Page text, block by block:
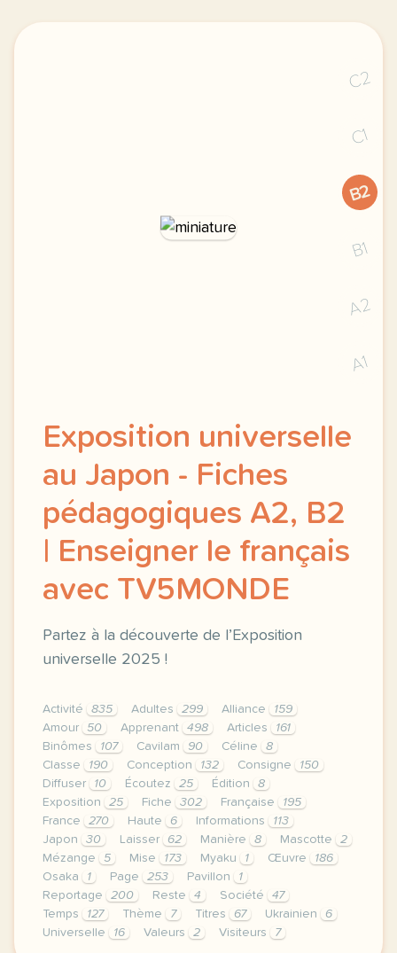
C2
C1
B2
B1
A2
A1
Exposition universelle
au Japon - Fiches
pédagogiques A2, B2
| Enseigner le français
avec TV5MONDE
Partez à la découverte de l’Exposition
universelle 2025 !
Activité 835 Adultes 299 Alliance
159
Amour
50 Apprenant 498 Articles
161
Binômes
107 Cavilam 90 Céline
8
Classe
190 Conception 132 Consigne
150
Diffuser
10 Écoutez 25 Édition
8
Exposition
25 Fiche 302 Française
195
France
270 Haute 6 Informations
113
Japon
30 Laisser 62 Manière 8 Mascotte
2
Mézange
5 Mise 173 Myaku 1 Œuvre
186
Osaka
1 Page 253 Pavillon
1
Reportage
200 Reste 4 Société
47
Temps
127 Thème 7 Titres 67 Ukrainien
6
Universelle
16 Valeurs 2 Visiteurs 7